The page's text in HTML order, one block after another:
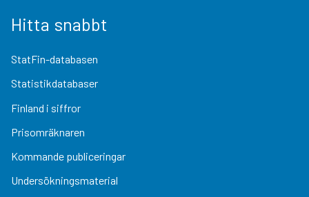
Hitta snabbt
StatFin-databasen
Statistikdatabaser
Finland i siffror
Prisomräknaren
Kommande publiceringar
Undersökningsmaterial